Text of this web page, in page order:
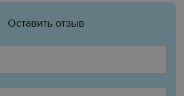
Оставить отзыв